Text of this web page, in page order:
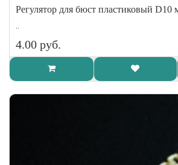
Регулятор для бюст пластиковый D10
..
4.00 руб.